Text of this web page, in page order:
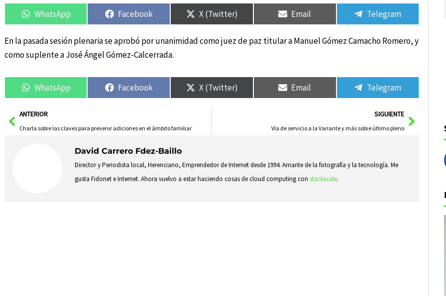
en
WhatsApp
en
Facebook
en
X (Twitter)
en
Email
en
Telegram
En la pasada sesión plenaria se aprobó por unanimidad como juez de paz titular a Manuel Gómez Camacho Romero, y
como suplente a José Ángel Gómez-Calcerrada.
en
WhatsApp
en
Facebook
en
X (Twitter)
en
Email
en
Telegram
AntANTERIOR
Charla sobre las claves para prevenir adiciones en el ámbito familiar
SIGUIENTE
Vía de servicio a la Variante y más sobre último pleno
David Carrero Fdez-Baillo
Director y Periodista local, Herenciano, Emprendedor de Internet desde 1994. Amante de la fotografía y la tecnología. Me
gusta Fidonet e Internet. Ahora vuelvo a estar haciendo cosas de cloud computing constackscale.